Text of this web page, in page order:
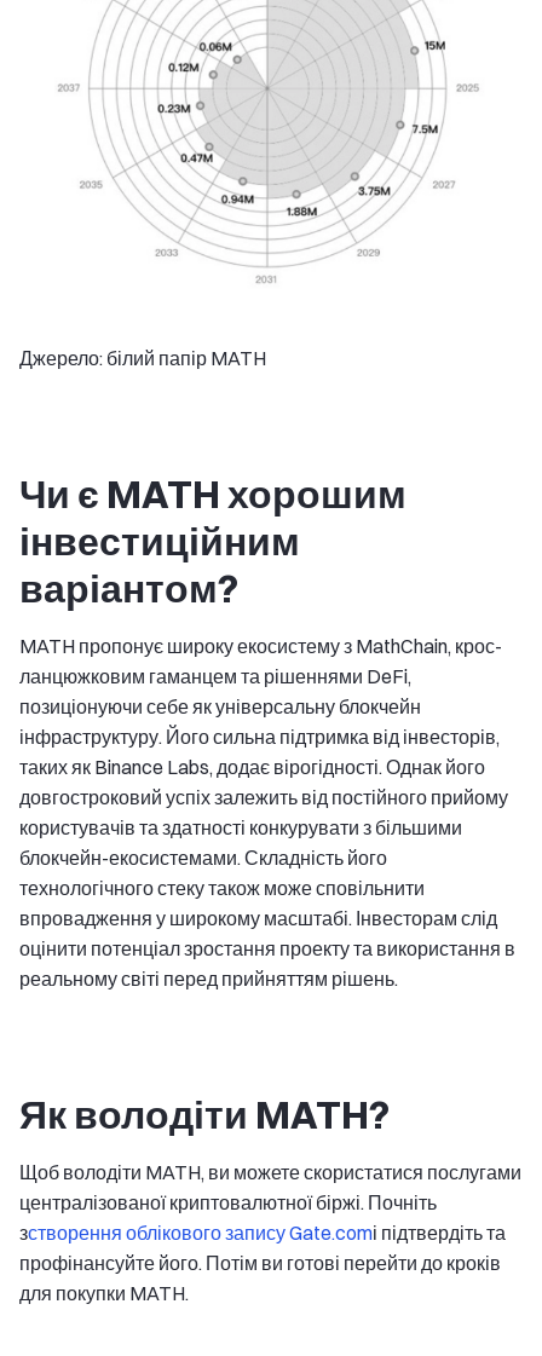
Джерело: білий папір MATH
Чи є MATH хорошим
інвестиційним
варіантом?
MATH пропонує широку екосистему з MathChain, крос-
ланцюжковим гаманцем та рішеннями DeFi,
позиціонуючи себе як універсальну блокчейн
інфраструктуру. Його сильна підтримка від інвесторів,
таких як Binance Labs, додає вірогідності. Однак його
довгостроковий успіх залежить від постійного прийому
користувачів та здатності конкурувати з більшими
блокчейн-екосистемами. Складність його
технологічного стеку також може сповільнити
впровадження у широкому масштабі. Інвесторам слід
оцінити потенціал зростання проекту та використання в
реальному світі перед прийняттям рішень.
Як володіти MATH?
Щоб володіти MATH, ви можете скористатися послугами
централізованої криптовалютної біржі. Почніть
зстворення облікового запису Gate.comі підтвердіть та
профінансуйте його. Потім ви готові перейти до кроків
для покупки MATH.